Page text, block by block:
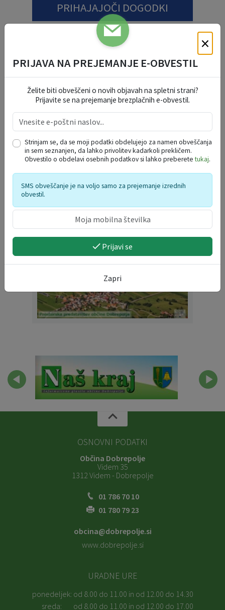
PRIHAJAJOČI DOGODKI
VABILO NA 2. VODNE IGRE
PRI CERKVI STRUGE 10A, Videm -
22
AVG
Dobrepolje
30
AVG
PODGORA, Videm - Dobrepolje
13
SEP
Videm 34, Videm - Dobrepolje
PROSTORSKA PREDSTAVITEV
OSNOVNI PODATKI
Občina Dobrepolje
Videm 35
1312 Videm - Dobrepolje
01 786 70 10
01 780 79 23
obcina@dobrepolje.si
www.dobrepolje.si
URADNE URE
ponedeljek: od 8.00 do 11.00 in od 12.00 do 14.30
sreda:
od 8.00 do 11.00 in od 12.00 do 17.00
×
PRIJAVA NA PREJEMANJE E-OBVESTIL
Želite biti obveščeni o novih objavah na spletni strani?
Prijavite se na prejemanje brezplačnih e-obvestil.
Strinjam se, da se moji podatki obdelujejo za namen obveščanja
in sem seznanjen, da lahko privolitev kadarkoli prekličem.
Obvestilo o obdelavi osebnih podatkov si lahko preberetetukaj.
SMS obveščanje je na voljo samo za prejemanje izrednih
obvestil.
Prijavi se
Zapri